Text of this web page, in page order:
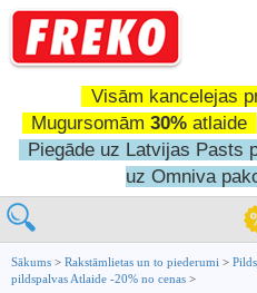
Visām kancelejas
Mugursomām 30% atlaide
Piegāde uz Latvijas Pasts
uz Omniva
Sākums > Rakstāmlietas un to piederumi >
pildspalvas Atlaide -20% no cenas >